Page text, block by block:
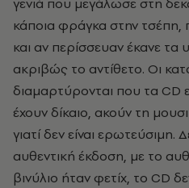
κάποια φράγκα στην
και αν περίσσευαν έκανε
ακριβώς το αντίθετο. Oι
διαμαρτύρονται που τα CD
έχουν δίκαιο, ακούν τη
γιατί δεν είναι
αυθεντική έκδοση, με το
βινύλιο ήταν φετίχ, το CD